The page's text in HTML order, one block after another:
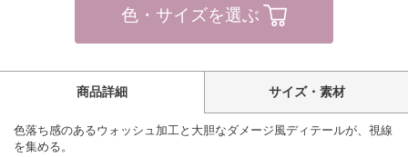
色・サイズを選ぶ
商品詳細 サイズ・素材
色落ち感のあるウォッシュ加工と大胆なダメージ風ディテールが、視線
を集める。